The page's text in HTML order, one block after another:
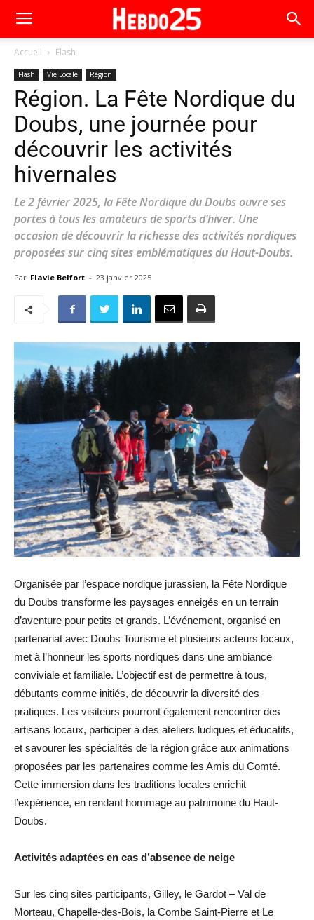
Accueil Flash
Flash Vie Locale Région
Région. La Fête Nordique du
Doubs, une journée pour
découvrir les activités
hivernales
Le 2 février 2025, la Fête Nordique du Doubs ouvre ses
portes à tous les amateurs de sports d’hiver. Une
occasion de découvrir la richesse des activités nordiques
proposées sur cinq sites emblématiques du Haut-Doubs.
Par Flavie Belfort - 23 janvier 2025
Organisée par l’espace nordique jurassien, la Fête Nordique
du Doubs transforme les paysages enneigés en un terrain
d’aventure pour petits et grands. L’événement, organisé en
partenariat avec Doubs Tourisme et plusieurs acteurs locaux,
met à l’honneur les sports nordiques dans une ambiance
conviviale et familiale. L’objectif est de permettre à tous,
débutants comme initiés, de découvrir la diversité des
pratiques. Les visiteurs pourront également rencontrer des
artisans locaux, participer à des ateliers ludiques et éducatifs,
et savourer les spécialités de la région grâce aux animations
proposées par les partenaires comme les Amis du Comté.
Cette immersion dans les traditions locales enrichit
l’expérience, en rendant hommage au patrimoine du Haut-
Doubs.
Activités adaptées en cas d’absence de neige
Sur les cinq sites participants, Gilley, le Gardot – Val de
Morteau, Chapelle-des-Bois, la Combe Saint-Pierre et Le